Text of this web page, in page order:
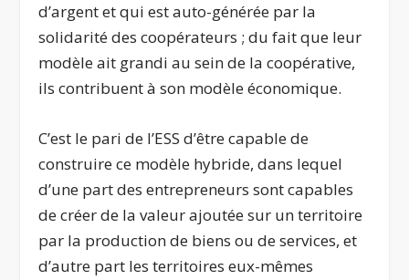
d’argent et qui est auto-générée par la
solidarité des coopérateurs ; du fait que leur
modèle ait grandi au sein de la coopérative,
ils contribuent à son modèle économique.
C’est le pari de l’ESS d’être capable de
construire ce modèle hybride, dans lequel
d’une part des entrepreneurs sont capables
de créer de la valeur ajoutée sur un territoire
par la production de biens ou de services, et
d’autre part les territoires eux-mêmes